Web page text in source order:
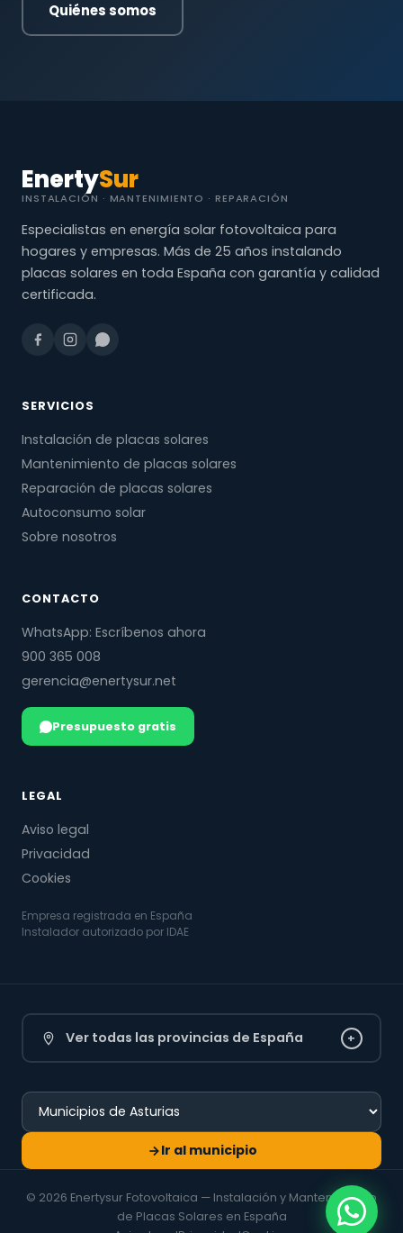
Quiénes somos
EnertySur
INSTALACIÓN · MANTENIMIENTO · REPARACIÓN
Especialistas en energía solar fotovoltaica para
hogares y empresas. Más de 25 años instalando
placas solares en toda España con garantía y calidad
certificada.
SERVICIOS
Instalación de placas solares
Mantenimiento de placas solares
Reparación de placas solares
Autoconsumo solar
Sobre nosotros
CONTACTO
WhatsApp: Escríbenos ahora
900 365 008
gerencia@enertysur.net
Presupuesto gratis
LEGAL
Aviso legal
Privacidad
Cookies
Empresa registrada en España
Instalador autorizado por IDAE
Ver todas las provincias de España +
Ir al municipio
© 2026 Enertysur Fotovoltaica — Instalación y Mantenimiento
de Placas Solares en España